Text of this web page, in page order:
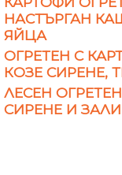
НАСТЪРГАН
ЯЙЦА
ОГРЕТЕН С
КОЗЕ СИРЕНЕ,
ЛЕСЕН
СИРЕНЕ И